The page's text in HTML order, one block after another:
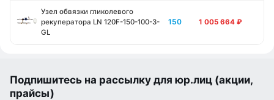
Узел обвязки гликолевого
рекуператора LN 120F-150-100-3-
GL
150 1 005 664 ₽
Подпишитесь на рассылку для юр.лиц (акции,
прайсы)